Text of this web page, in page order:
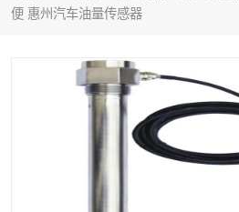
便 惠州汽车油量传感器
液位计
压力传感器
液氨液位计